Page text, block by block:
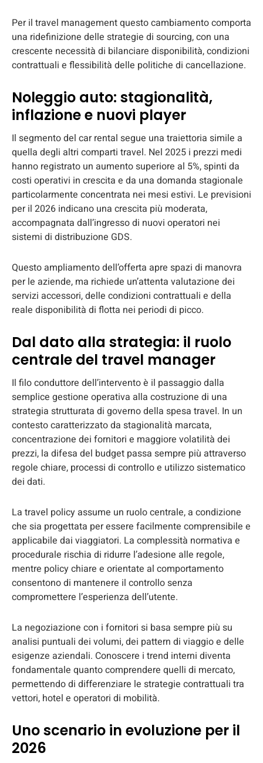
Per il travel management questo cambiamento comporta
una ridefinizione delle strategie di sourcing, con una
crescente necessità di bilanciare disponibilità, condizioni
contrattuali e flessibilità delle politiche di cancellazione.
Noleggio auto: stagionalità,
inflazione e nuovi player
Il segmento del car rental segue una traiettoria simile a
quella degli altri comparti travel. Nel 2025 i prezzi medi
hanno registrato un aumento superiore al 5%, spinti da
costi operativi in crescita e da una domanda stagionale
particolarmente concentrata nei mesi estivi. Le previsioni
per il 2026 indicano una crescita più moderata,
accompagnata dall’ingresso di nuovi operatori nei
sistemi di distribuzione GDS.
Questo ampliamento dell’offerta apre spazi di manovra
per le aziende, ma richiede un’attenta valutazione dei
servizi accessori, delle condizioni contrattuali e della
reale disponibilità di flotta nei periodi di picco.
Dal dato alla strategia: il ruolo
centrale del travel manager
Il filo conduttore dell’intervento è il passaggio dalla
semplice gestione operativa alla costruzione di una
strategia strutturata di governo della spesa travel. In un
contesto caratterizzato da stagionalità marcata,
concentrazione dei fornitori e maggiore volatilità dei
prezzi, la difesa del budget passa sempre più attraverso
regole chiare, processi di controllo e utilizzo sistematico
dei dati.
La travel policy assume un ruolo centrale, a condizione
che sia progettata per essere facilmente comprensibile e
applicabile dai viaggiatori. La complessità normativa e
procedurale rischia di ridurre l’adesione alle regole,
mentre policy chiare e orientate al comportamento
consentono di mantenere il controllo senza
compromettere l’esperienza dell’utente.
La negoziazione con i fornitori si basa sempre più su
analisi puntuali dei volumi, dei pattern di viaggio e delle
esigenze aziendali. Conoscere i trend interni diventa
fondamentale quanto comprendere quelli di mercato,
permettendo di differenziare le strategie contrattuali tra
vettori, hotel e operatori di mobilità.
Uno scenario in evoluzione per il
2026